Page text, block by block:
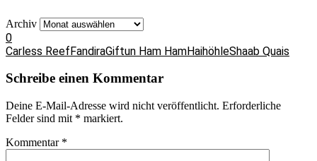
Archiv
0
Carless ReefFandiraGiftun Ham HamHaihöhleShaab Quais
Schreibe einen Kommentar
Deine E-Mail-Adresse wird nicht veröffentlicht. Erforderliche
Felder sind mit * markiert.
Kommentar *